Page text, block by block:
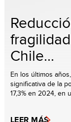
Chile...
En los últimos
significativa de la
17,3% en 2024, en
LEER MÁS